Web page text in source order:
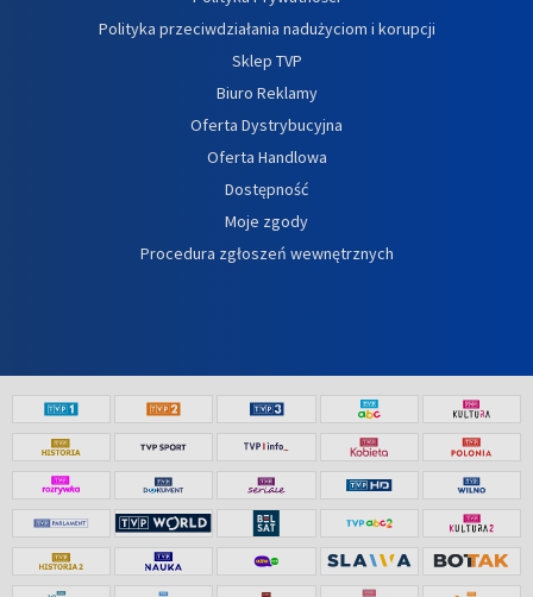
Polityka przeciwdziałania nadużyciom i korupcji
Sklep TVP
Biuro Reklamy
Oferta Dystrybucyjna
Oferta Handlowa
Dostępność
Moje zgody
Procedura zgłoszeń wewnętrznych